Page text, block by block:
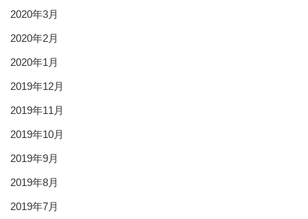
2020年3月
2020年2月
2020年1月
2019年12月
2019年11月
2019年10月
2019年9月
2019年8月
2019年7月